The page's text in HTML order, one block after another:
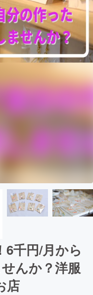
6千円/月から
んか？洋服
店